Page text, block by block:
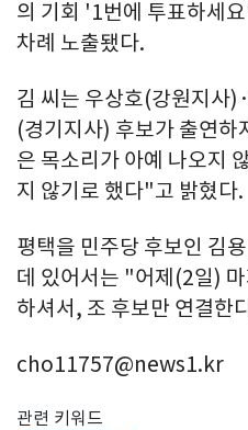
의 기회 '1번에 투표하세
차례 노출됐다.
김 씨는 우상호(강원지사
(경기지사) 후보가 출연하
은 목소리가 아예 나오지
지 않기로 했다"고 밝혔다.
평택을 민주당 후보인 김
데 있어서는 "어제(2일)
하셔서, 조 후보만 연결한
cho11757@news1.kr
관련 키워드